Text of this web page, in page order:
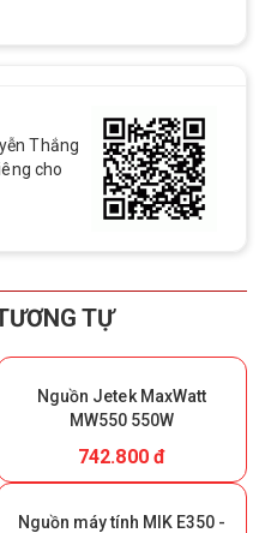
Thắng
cho
TỰ
Nguồn Jetek MaxWatt
MW550 550W
742.800 đ
Nguồn máy tính MIK E350 -